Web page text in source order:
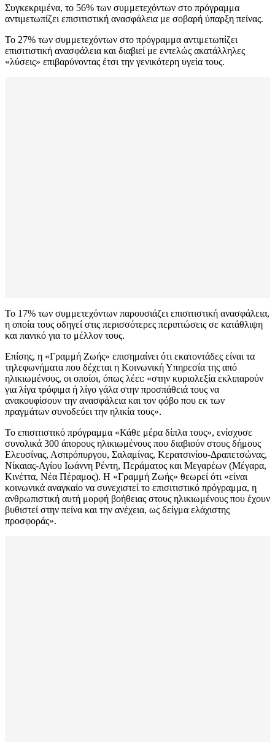
Συγκεκριμένα, το 56% των συμμετεχόντων στο πρόγραμμα
αντιμετωπίζει επισιτιστική ανασφάλεια με σοβαρή ύπαρξη πείνας.
Το 27% των συμμετεχόντων στο πρόγραμμα αντιμετωπίζει
επισιτιστική ανασφάλεια και διαβιεί με εντελώς ακατάλληλες
«λύσεις» επιβαρύνοντας έτσι την γενικότερη υγεία τους.
Το 17% των συμμετεχόντων παρουσιάζει επισιτιστική ανασφάλεια,
η οποία τους οδηγεί στις περισσότερες περιπτώσεις σε κατάθλιψη
και πανικό για το μέλλον τους.
Επίσης, η «Γραμμή Ζωής» επισημαίνει ότι εκατοντάδες είναι τα
τηλεφωνήματα που δέχεται η Κοινωνική Υπηρεσία της από
ηλικιωμένους, οι οποίοι, όπως λέει: «στην κυριολεξία εκλιπαρούν
για λίγα τρόφιμα ή λίγο γάλα στην προσπάθειά τους να
ανακουφίσουν την ανασφάλεια και τον φόβο που εκ των
πραγμάτων συνοδεύει την ηλικία τους».
Το επισιτιστικό πρόγραμμα «Κάθε μέρα δίπλα τους», ενίσχυσε
συνολικά 300 άπορους ηλικιωμένους που διαβιούν στους δήμους
Ελευσίνας, Ασπρόπυργου, Σαλαμίνας, Κερατσινίου-Δραπετσώνας,
Νίκαιας-Αγίου Ιωάννη Ρέντη, Περάματος και Μεγαρέων (Μέγαρα,
Κινέττα, Νέα Πέραμος). Η «Γραμμή Ζωής» θεωρεί ότι «είναι
κοινωνικά αναγκαίο να συνεχιστεί το επισιτιστικό πρόγραμμα, η
ανθρωπιστική αυτή μορφή βοήθειας στους ηλικιωμένους που έχουν
βυθιστεί στην πείνα και την ανέχεια, ως δείγμα ελάχιστης
προσφοράς».